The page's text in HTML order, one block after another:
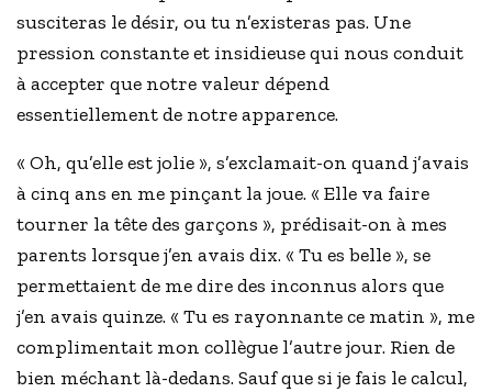
susciteras le désir, ou tu n’existeras pas. Une
pression constante et insidieuse qui nous conduit
à accepter que notre valeur dépend
essentiellement de notre apparence.
« Oh, qu’elle est jolie », s’exclamait-on quand j’avais
à cinq ans en me pinçant la joue. « Elle va faire
tourner la tête des garçons », prédisait-on à mes
parents lorsque j’en avais dix. « Tu es belle », se
permettaient de me dire des inconnus alors que
j’en avais quinze. « Tu es rayonnante ce matin », me
complimentait mon collègue l’autre jour. Rien de
bien méchant là-dedans. Sauf que si je fais le calcul,